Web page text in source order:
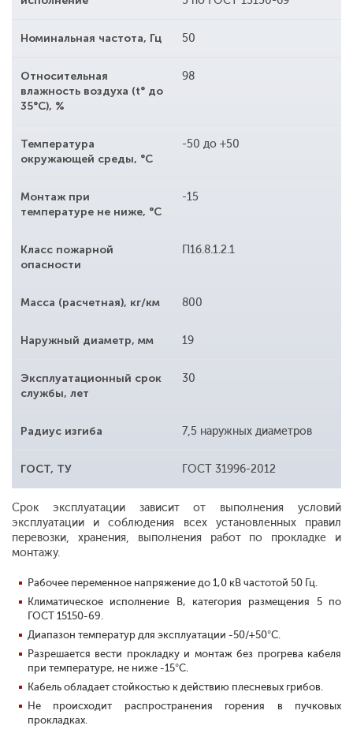
Номинальная частота, Гц 50
Относительная
влажность воздуха (t° до
35°С), %
98
Температура
окружающей среды, °С
-50 до +50
Монтаж при
температуре не ниже, °С
-15
Класс пожарной
опасности
П1б.8.1.2.1
Масса (расчетная), кг/км 800
Наружный диаметр, мм 19
Эксплуатационный срок
службы, лет
30
Радиус изгиба 7,5 наружных диаметров
ГОСТ, ТУ ГОСТ 31996-2012
Срок эксплуатации зависит от выполнения условий
эксплуатации и соблюдения всех установленных правил
перевозки, хранения, выполнения работ по прокладке и
монтажу.
Рабочее переменное напряжение до 1,0 кВ частотой 50 Гц.
Климатическое исполнение В, категория размещения 5 по
ГОСТ 15150-69.
Диапазон температур для эксплуатации -50/+50°С.
Разрешается вести прокладку и монтаж без прогрева кабеля
при температуре, не ниже -15°С.
Кабель обладает стойкостью к действию плесневых грибов.
Не происходит распространения горения в пучковых
прокладках.